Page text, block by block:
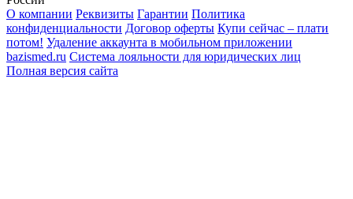
О компании Реквизиты Гарантии Политика
конфиденциальности Договор оферты Купи сейчас – плати
потом! Удаление аккаунта в мобильном приложении
bazismed.ru Система лояльности для юридических лиц
Полная версия сайта